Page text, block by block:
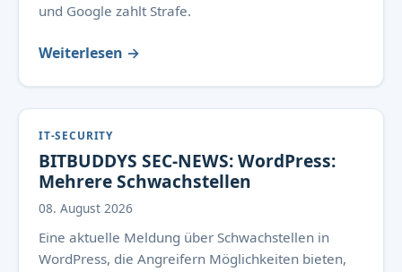
und Google zahlt Strafe.
Weiterlesen →
IT-SECURITY
BITBUDDYS SEC-NEWS: WordPress:
Mehrere Schwachstellen
08. August 2026
Eine aktuelle Meldung über Schwachstellen in
WordPress, die Angreifern Möglichkeiten bieten,